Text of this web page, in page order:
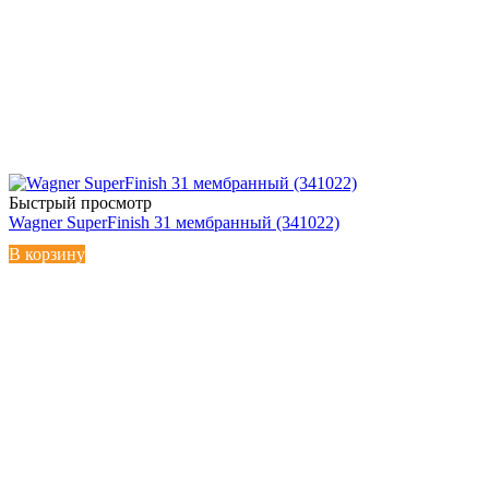
Быстрый просмотр
Wagner SuperFinish 31 мембранный (341022)
В корзину